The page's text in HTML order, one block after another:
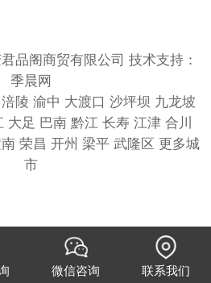
品阁商贸有限公司 技术支持：
季晨网
涪陵 渝中 大渡口 沙坪坝 九龙坡
大足 巴南 黔江 长寿 江津 合川
荣昌 开州 梁平 武隆区 更多城
市
微信咨询 联系我们